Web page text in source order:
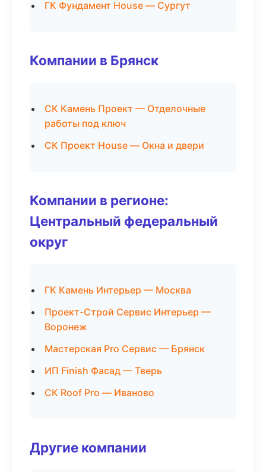
ГК Фундамент House — Сургут
Компании в Брянск
СК Камень Проект — Отделочные
работы под ключ
СК Проект House — Окна и двери
Компании в регионе:
Центральный федеральный
округ
ГК Камень Интерьер — Москва
Проект-Строй Сервис Интерьер —
Воронеж
Мастерская Pro Сервис — Брянск
ИП Finish Фасад — Тверь
СК Roof Pro — Иваново
Другие компании